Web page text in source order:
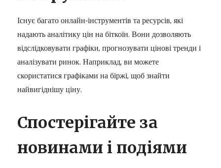
Існує багато онлайн-інструментів та ресурсів, які
надають аналітику цін на біткоїн. Вони дозволяють
відслідковувати графіки, прогнозувати цінові тренди і
аналізувати ринок. Наприклад, ви можете
скористатися графіками на біржі, щоб знайти
найвигіднішу ціну.
Спостерігайте за
новинами і подіями